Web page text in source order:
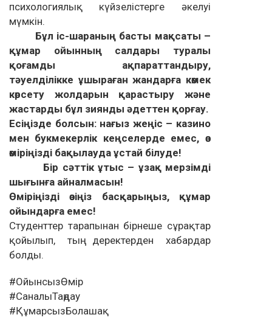
психологиялық күйзелістерге әкелуі
мүмкін.
Бұл іс-шараның басты мақсаты –
құмар ойынның салдары туралы
қоғамды ақпараттандыру,
тәуелділікке ұшыраған жандарға көмек
көрсету жолдарын қарастыру және
жастарды бұл зиянды әдеттен қорғау.
Есіңізде болсын: нағыз жеңіс – казино
мен букмекерлік кеңселерде емес, өз
өміріңізді бақылауда ұстай білуде!
Бір сәттік ұтыс – ұзақ мерзімді
шығынға айналмасын!
Өміріңізді өзіңіз басқарыңыз, құмар
ойындарға емес!
Студенттер тарапынан бірнеше сұрақтар
қойылып, тың деректерден хабардар
болды.
#ОйынсызӨмір
#СаналыТаңдау
#ҚұмарсызБолашақ